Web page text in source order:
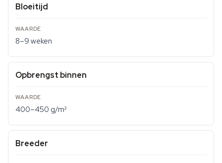
Bloeitijd
8–9 weken
Opbrengst binnen
400–450 g/m²
Breeder